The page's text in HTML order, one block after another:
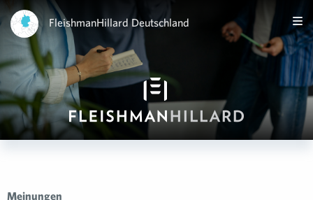
FleishmanHillard Deutschland
Meinungen